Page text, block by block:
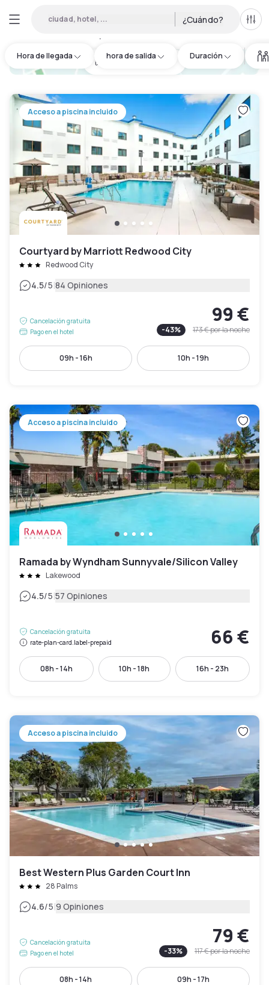
ciudad, hotel, ... ¿Cuándo?
Hora de llegada hora de salida Duración
hotel.cta.view_map
Acceso a piscina incluido
Courtyard by Marriott Redwood City
Redwood City
4.5/5|84 Opiniones
Cancelación gratuita
Pago en el hotel
99 €
-43% 173 €por la noche
09h - 16h 10h - 19h
Acceso a piscina incluido
Ramada by Wyndham Sunnyvale/Silicon Valley
Lakewood
4.5/5|57 Opiniones
Cancelación gratuita
rate-plan-card.label-prepaid
66 €
08h - 14h 10h - 18h 16h - 23h
Acceso a piscina incluido
Best Western Plus Garden Court Inn
28 Palms
4.6/5|9 Opiniones
Cancelación gratuita
Pago en el hotel
79 €
-33% 117 €por la noche
08h - 14h 09h - 17h